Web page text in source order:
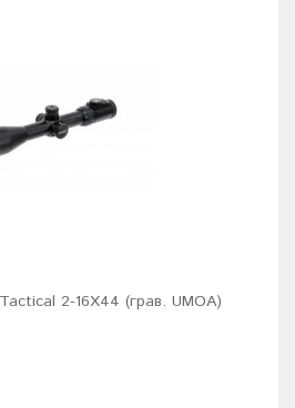
2-16X44 (грав. UMOA)